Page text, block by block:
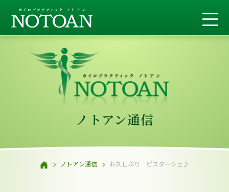
ノトアン通信
ノトアン通信 お久しぶり ピスターシュ♪